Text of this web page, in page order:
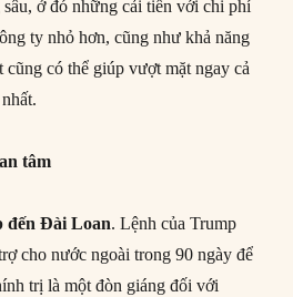
ở đó những cải tiến với chi phí
ty nhỏ hơn, cũng như khả năng
cũng có thể giúp vượt mặt ngay cả
tâm
đến Đài Loan. Lệnh của Trump
cho nước ngoài trong 90 ngày để
trị là một đòn giáng đối với